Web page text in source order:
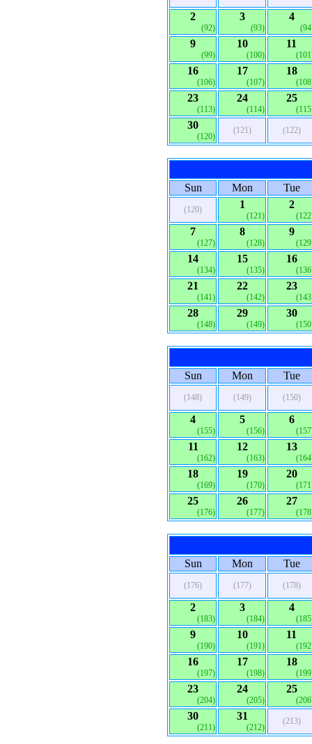
2
(92)
3
(93)
4
9
(99)
10
(100)
11
16
(106)
17
(107)
18
23
(113)
24
(114)
25
30
(120)
(121) (122)
Sun Mon Tue
(120) 1
(121)
2
7
(127)
8
(128)
9
14
(134)
15
(135)
16
21
(141)
22
(142)
23
28
(148)
29
(149)
30
Sun Mon Tue
(148) (149) (150)
4
(155)
5
(156)
6
11
(162)
12
(163)
13
18
(169)
19
(170)
20
25
(176)
26
(177)
27
Sun Mon Tue
(176) (177) (178)
2
(183)
3
(184)
4
9
(190)
10
(191)
11
16
(197)
17
(198)
18
23
(204)
24
(205)
25
30
(211)
31
(212)
(213)